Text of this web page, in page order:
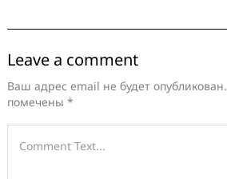
Leave a comment
Ваш адрес email не будет опубликован.
помечены *